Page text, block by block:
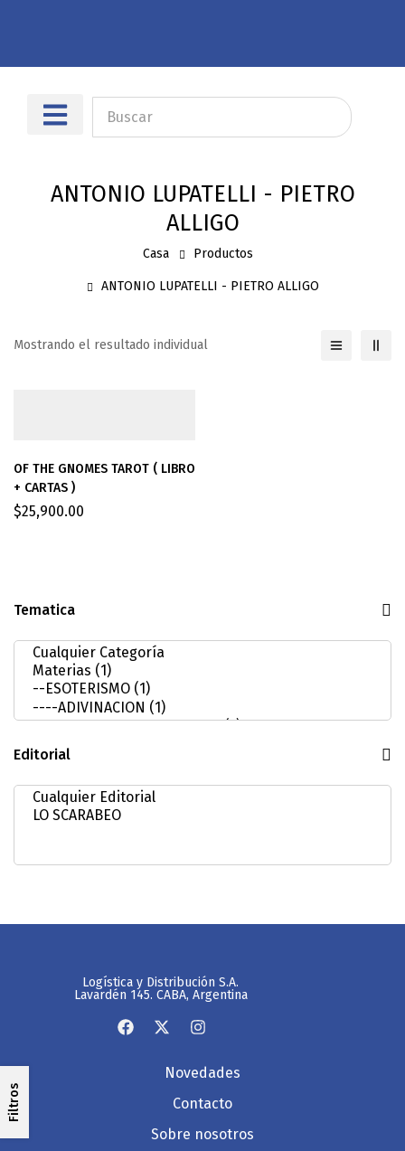
ANTONIO LUPATELLI - PIETRO
ALLIGO
Casa Productos
ANTONIO LUPATELLI - PIETRO ALLIGO
Tematica
Editorial
Filtros
Mostrando el resultado individual
OF THE GNOMES TAROT ( LIBRO
+ CARTAS )
$25,900.00
Logística y Distribución S.A.
Lavardén 145. CABA, Argentina
Novedades
Contacto
Sobre nosotros